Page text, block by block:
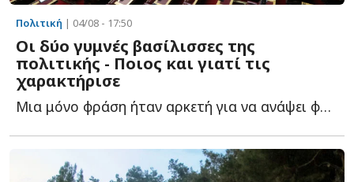
Πολιτική | 04/08 - 17:50
Οι δύο γυμνές βασίλισσες της
πολιτικής - Ποιος και γιατί τις
χαρακτήρισε
Μια μόνο φράση ήταν αρκετή για να ανάψει φωτιές στην π...